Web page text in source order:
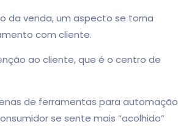
da venda, um aspecto se torna
com cliente.
ao cliente, que é o centro de
de ferramentas para automação
se sente mais “acolhido”